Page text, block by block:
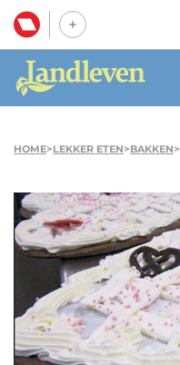
HOME>LEKKER ETEN>BAKKEN>